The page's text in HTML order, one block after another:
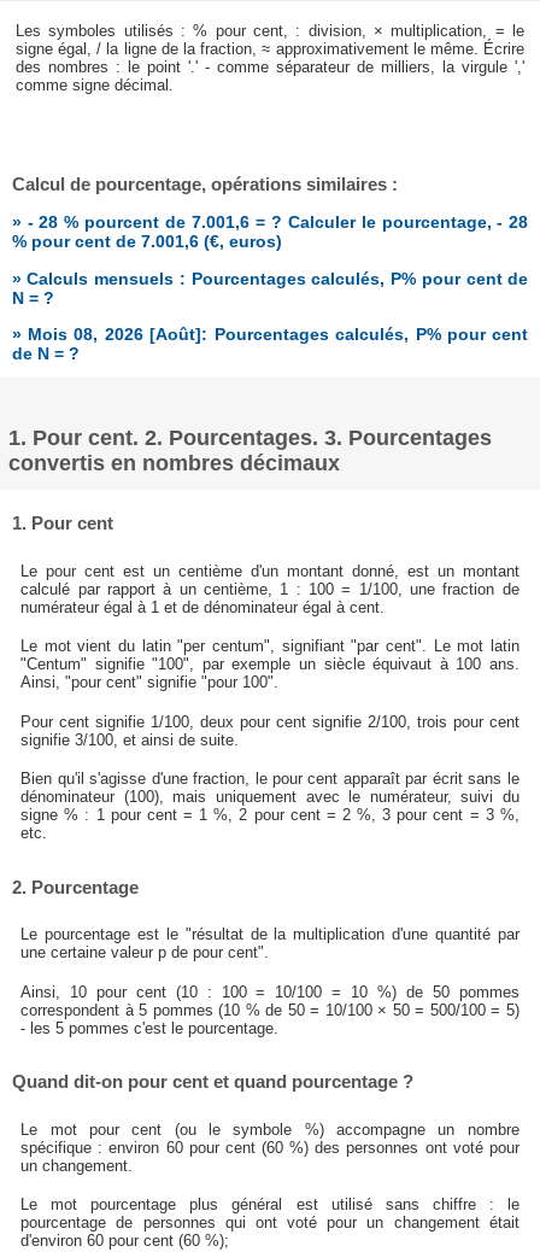
Les symboles utilisés : % pour cent, : division, × multiplication, = le
signe égal, / la ligne de la fraction, ≈ approximativement le même. Écrire
des nombres : le point '.' - comme séparateur de milliers, la virgule ','
comme signe décimal.
Calcul de pourcentage, opérations similaires :
» - 28 % pourcent de 7.001,6 = ? Calculer le pourcentage, - 28
% pour cent de 7.001,6 (€, euros)
» Calculs mensuels : Pourcentages calculés, P% pour cent de
N = ?
» Mois 08, 2026 [Août]: Pourcentages calculés, P% pour cent
de N = ?
1. Pour cent. 2. Pourcentages. 3. Pourcentages
convertis en nombres décimaux
1. Pour cent
Le pour cent est un centième d'un montant donné, est un montant
calculé par rapport à un centième, 1 : 100 = 1/100, une fraction de
numérateur égal à 1 et de dénominateur égal à cent.
Le mot vient du latin "per centum", signifiant "par cent". Le mot latin
"Centum" signifie "100", par exemple un siècle équivaut à 100 ans.
Ainsi, "pour cent" signifie "pour 100".
Pour cent signifie 1/100, deux pour cent signifie 2/100, trois pour cent
signifie 3/100, et ainsi de suite.
Bien qu'il s'agisse d'une fraction, le pour cent apparaît par écrit sans le
dénominateur (100), mais uniquement avec le numérateur, suivi du
signe % : 1 pour cent = 1 %, 2 pour cent = 2 %, 3 pour cent = 3 %,
etc.
2. Pourcentage
Le pourcentage est le "résultat de la multiplication d'une quantité par
une certaine valeur p de pour cent".
Ainsi, 10 pour cent (10 : 100 = 10/100 = 10 %) de 50 pommes
correspondent à 5 pommes (10 % de 50 = 10/100 × 50 = 500/100 = 5)
- les 5 pommes c'est le pourcentage.
Quand dit-on pour cent et quand pourcentage ?
Le mot pour cent (ou le symbole %) accompagne un nombre
spécifique : environ 60 pour cent (60 %) des personnes ont voté pour
un changement.
Le mot pourcentage plus général est utilisé sans chiffre : le
pourcentage de personnes qui ont voté pour un changement était
d'environ 60 pour cent (60 %);